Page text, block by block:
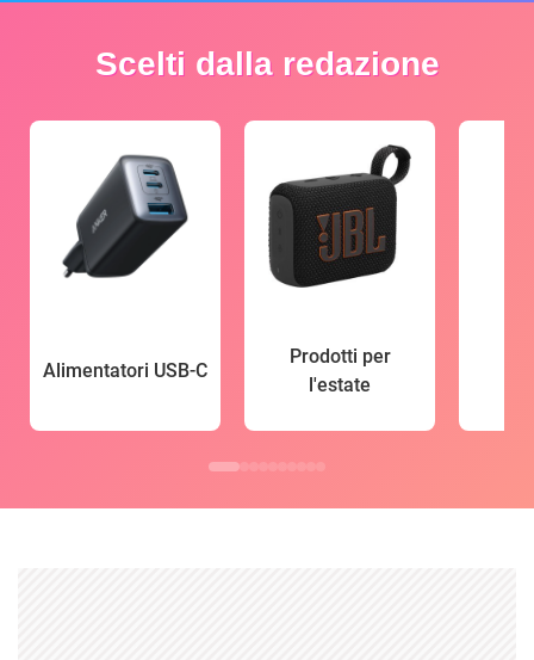
Scelti dalla redazione
Alimentatori USB-C
Prodotti per
l'estate